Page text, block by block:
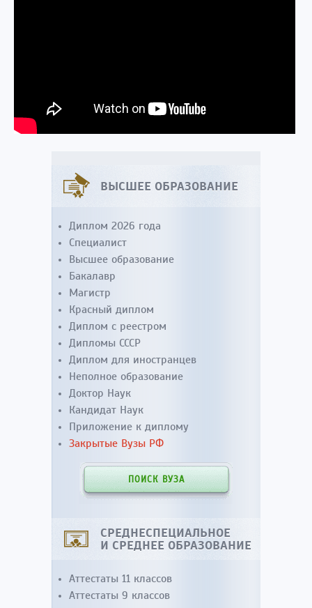
ВЫСШЕЕ ОБРАЗОВАНИЕ
Диплом 2026 года
Специалист
Высшее образование
Бакалавр
Магистр
Красный диплом
Диплом с реестром
Дипломы СССР
Диплом для иностранцев
Неполное образование
Доктор Наук
Кандидат Наук
Приложение к диплому
Закрытые Вузы РФ
ПОИСК ВУЗА
СРЕДНЕСПЕЦИАЛЬНОЕ
И СРЕДНЕЕ ОБРАЗОВАНИЕ
Аттестаты 11 классов
Аттестаты 9 классов